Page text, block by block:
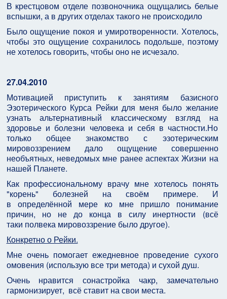
В крестцовом отделе позвоночника ощущались белые
вспышки, а в других отделах такого не происходило
Было ощущение покоя и умиротворенности. Хотелось,
чтобы это ощущение сохранилось подольше, поэтому
не хотелось говорить, чтобы оно не исчезало.
27.04.2010
Мотивацией приступить к занятиям базисного
Эзотерического Курса Рейки для меня было желание
узнать альтернативный классическому взгляд на
здоровье и болезни человека и себя в частности.Но
только общее знакомство с эзотерическим
мировоззрением дало ощущение совершенно
необъятных, неведомых мне ранее аспектах Жизни на
нашей Планете.
Как профессиональному врачу мне хотелось понять
"корень" болезней на своём примере. И
в определённой мере ко мне пришло понимание
причин, но не до конца в силу инертности (всё
таки полвека мировоззрение было другое).
Конкретно о Рейки.
Мне очень помогает ежедневное проведение сухого
омовения (использую все три метода) и сухой душ.
Очень нравится сонастройка чакр, замечательно
гармонизирует, всё ставит на свои места.